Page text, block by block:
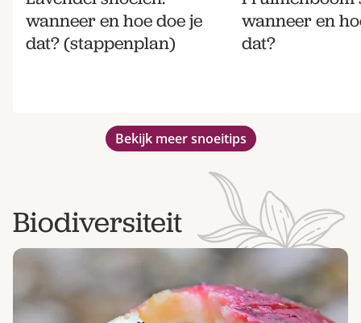
wanneer en hoe doe je
dat? (stappenplan)
wanneer en
dat?
Bekijk meer snoeitips
Biodiversiteit